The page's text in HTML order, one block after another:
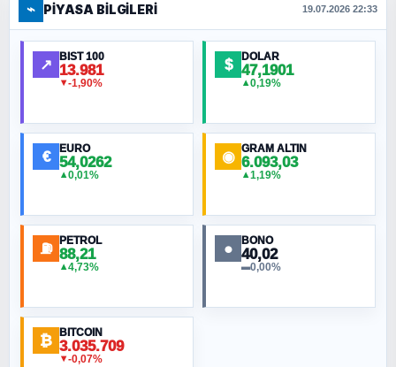
FERHAT BÜYÜKKALKAN
Ankara Zirvesi: NATO Toplantısı mı, Yeni
Ortadoğu Haritasının Provası mı?
MURAT ÖZKAN
NURETTIN BÖLÜK
ORHAN KILIÇOĞLU
Fahişeye beyinli bir müstevli alçağına
⌁ PIYASA BILGILERI 19.07.2026 22:33
↗ BIST 100
13.981
▼-1,90%
$ DOLAR
47,1901
▲0,19%
€ EURO
54,0262
▲0,01%
◉ GRAM ALTIN
6.093,03
▲1,19%
⛽ PETROL
88,21
▲4,73%
● BONO
40,02
▬0,00%
₿ BITCOIN
3.035.709
▼-0,07%